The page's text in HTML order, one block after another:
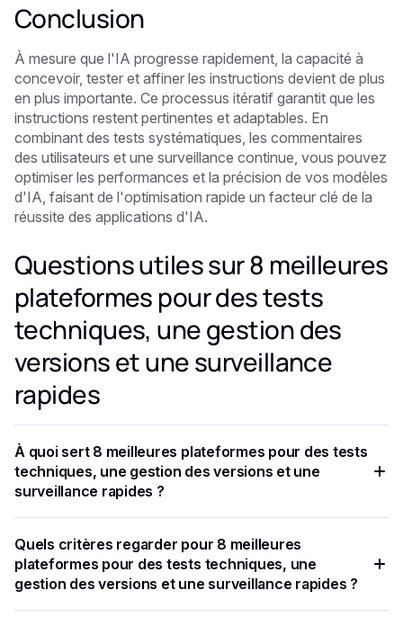
Conclusion
À mesure que l'IA progresse rapidement, la capacité à
concevoir, tester et affiner les instructions devient de plus
en plus importante. Ce processus itératif garantit que les
instructions restent pertinentes et adaptables. En
combinant des tests systématiques, les commentaires
des utilisateurs et une surveillance continue, vous pouvez
optimiser les performances et la précision de vos modèles
d'IA, faisant de l'optimisation rapide un facteur clé de la
réussite des applications d'IA.
Questions utiles sur 8 meilleures
plateformes pour des tests
techniques, une gestion des
versions et une surveillance
rapides
À quoi sert 8 meilleures plateformes pour des tests
techniques, une gestion des versions et une
surveillance rapides ?
associe facilité d'utilisation et fonctionnalités avancées pour
permettre une conception et des tests rapides et efficaces.
Quels critères regarder pour 8 meilleures
plateformes pour des tests techniques, une
gestion des versions et une surveillance rapides ?